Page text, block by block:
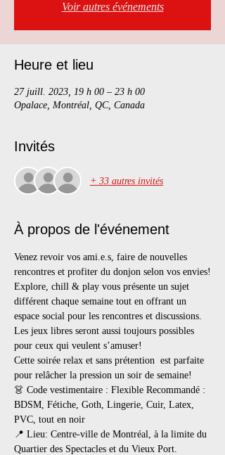
Voir autres événements
Heure et lieu
27 juill. 2023, 19 h 00 – 23 h 00
Opalace, Montréal, QC, Canada
Invités
+ 33 autres invités
À propos de l'événement
Venez revoir vos ami.e.s, faire de nouvelles
rencontres et profiter du donjon selon vos envies!
Explore, chill & play vous présente un sujet
différent chaque semaine tout en offrant un
espace social pour les rencontres et discussions.
Les jeux libres seront aussi toujours possibles
pour ceux qui veulent s’amuser!
Cette soirée relax et sans prétention  est parfaite
pour relâcher la pression un soir de semaine!
👗 Code vestimentaire : Flexible Recommandé :
BDSM, Fétiche, Goth, Lingerie, Cuir, Latex,
PVC, tout en noir
📍 Lieu: Centre-ville de Montréal, à la limite du
Quartier des Spectacles et du Vieux Port.